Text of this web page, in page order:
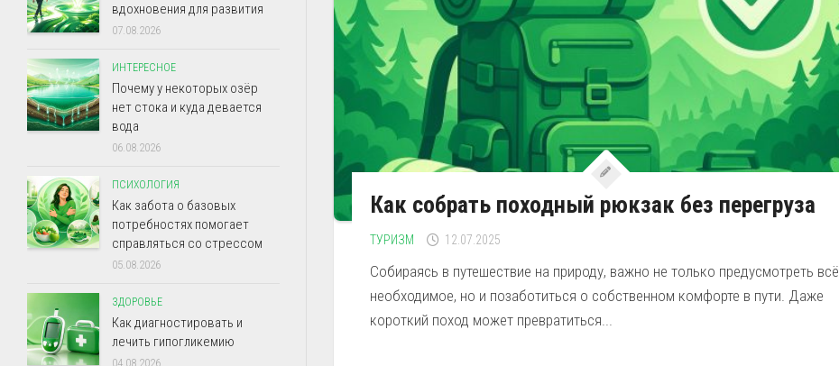
Как собрать походный рюкзак без перегруза
ТУРИЗМ 12.07.2025
Собираясь в путешествие на природу, важно не только предусмотреть всё
необходимое, но и позаботиться о собственном комфорте в пути. Даже
короткий поход может превратиться...
вдохновения для развития
07.08.2026
ИНТЕРЕСНОЕ
Почему у некоторых озёр
нет стока и куда девается
вода
06.08.2026
ПСИХОЛОГИЯ
Как забота о базовых
потребностях помогает
справляться со стрессом
05.08.2026
ЗДОРОВЬЕ
Как диагностировать и
лечить гипогликемию
04.08.2026